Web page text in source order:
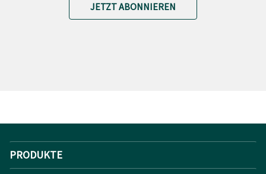
JETZT ABONNIEREN
PRODUKTE